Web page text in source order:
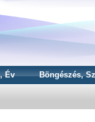
Év Böngészés,